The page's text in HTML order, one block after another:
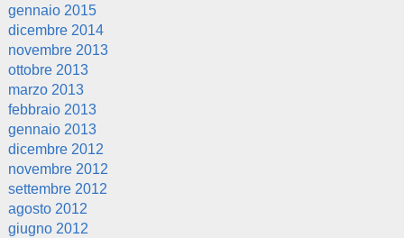
gennaio 2015
dicembre 2014
novembre 2013
ottobre 2013
marzo 2013
febbraio 2013
gennaio 2013
dicembre 2012
novembre 2012
settembre 2012
agosto 2012
giugno 2012